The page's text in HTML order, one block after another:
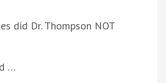
did Dr. Thompson NOT
…